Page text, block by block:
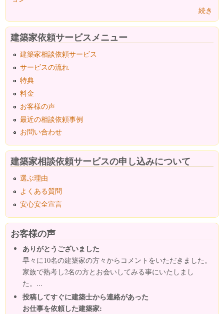
続き
建築家依頼サービスメニュー
建築家相談依頼サービス
サービスの流れ
特典
料金
お客様の声
最近の相談依頼事例
お問い合わせ
建築家相談依頼サービスの申し込みについて
選ぶ理由
よくある質問
安心安全宣言
お客様の声
ありがとうございました
早々に10名の建築家の方々からコメントをいただきました。
家族で熟考し2名の方とお会いしてみる事にいたしまし
た。...
投稿してすぐに建築士から連絡があった
お仕事を依頼した建築家: